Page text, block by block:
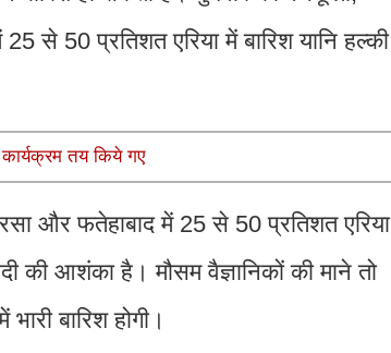
से 50 प्रतिशत एरिया में बारिश यानि हल्की
तय किये गए
और फतेहाबाद में 25 से 50 प्रतिशत एरिया
की आशंका है। मौसम वैज्ञानिकों की माने तो
बारिश होगी।